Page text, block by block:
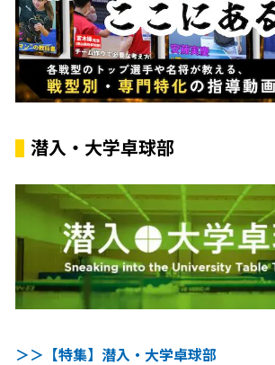
潜入・大学卓球部
＞＞【特集】潜入・大学卓球部